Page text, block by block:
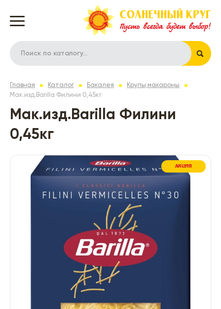
Главная Каталог Бакалея
Крупы,макароны
Мак.изд.Barilla Филини 0,45кг
Мак.изд.Barilla Филини
0,45кг
АКЦИЯ